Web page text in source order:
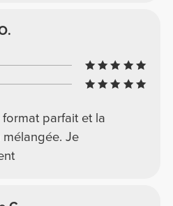
parfait et la
Je